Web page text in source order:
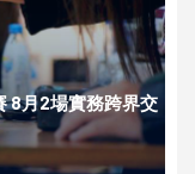
8月2場實務跨界交